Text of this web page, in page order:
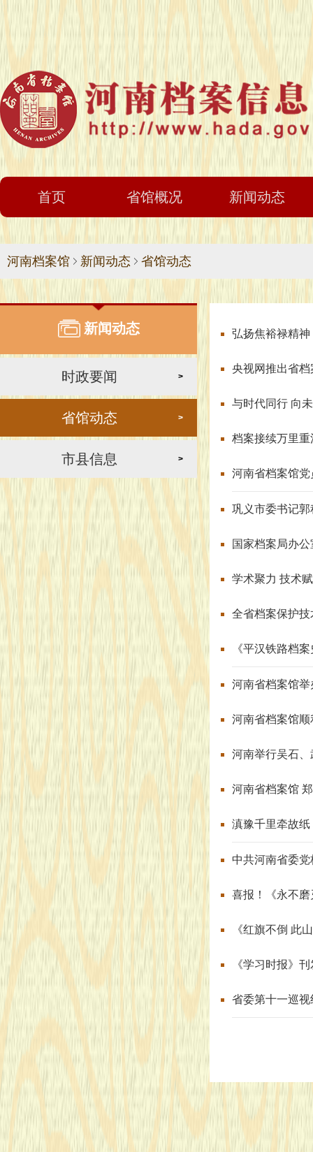
首页 省馆概况 新闻动态
河南档案馆 新闻动态 省馆动态
新闻动态
时政要闻 >
省馆动态 >
市县信息 >
弘扬焦裕禄精
央视网推出省
与时代同行 向
档案接续万里重
河南省档案馆
巩义市委书记
国家档案局办
学术聚力 技术
全省档案保护
《平汉铁路档
河南省档案馆
河南省档案馆
河南举行吴石
河南省档案馆
滇豫千里牵故
中共河南省委
喜报！《永不
《红旗不倒 此
《学习时报》
省委第十一巡